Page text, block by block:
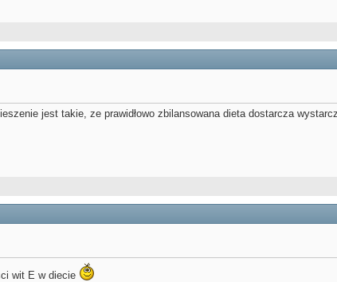
jest takie, ze prawidłowo zbilansowana dieta dostarcza
wit E w diecie